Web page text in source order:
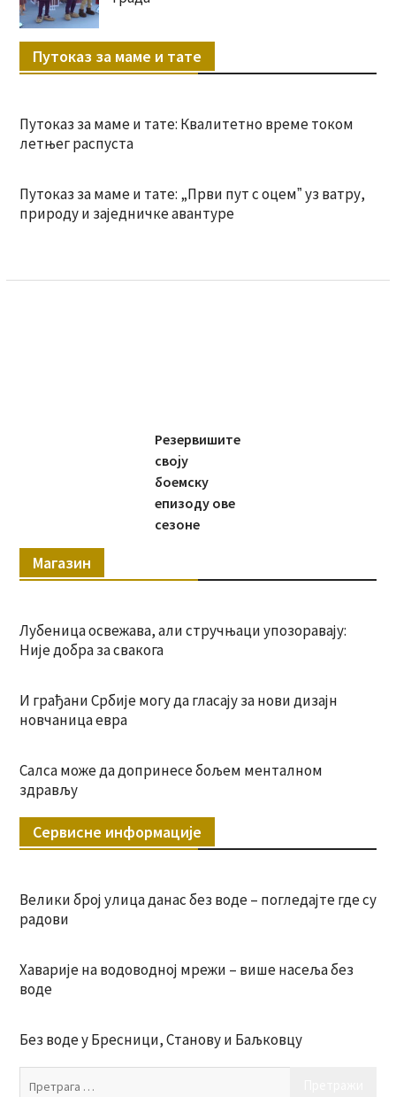
Путоказ за маме и тате
Путоказ за маме и тате: Квалитетно време током
летњег распуста
Путоказ за маме и тате: „Први пут с оцемˮ уз ватру,
природу и заједничке авантуре
Резервишите
своју
боемску
епизоду ове
сезоне
Магазин
Лубеница освежава, али стручњаци упозоравају:
Није добра за свакога
И грађани Србије могу да гласају за нови дизајн
новчаница евра
Салса може да допринесе бољем менталном
здрављу
Сервисне информације
Велики број улица данас без воде – погледајте где су
радови
Хаварије на водоводној мрежи – више насеља без
воде
Без воде у Бресници, Станову и Баљковцу